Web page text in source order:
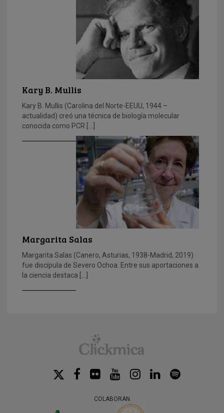
Kary B. Mullis
Kary B. Mullis (Carolina del Norte-EEUU, 1944 –
actualidad) creó una técnica de biología molecular
conocida como PCR […]
Margarita Salas
Margarita Salas (Canero, Asturias, 1938-Madrid, 2019)
fue discípula de Severo Ochoa. Entre sus aportaciones a
la ciencia destaca […]
COLABORAN